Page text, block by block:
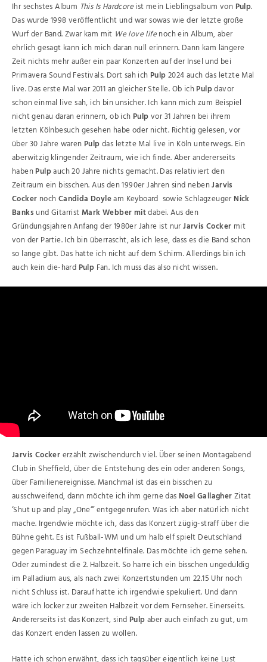
Ihr sechstes Album This Is Hardcoreist mein Lieblingsalbum von Pulp.
Das wurde 1998 veröffentlicht und war sowas wie der letzte große
Wurf der Band. Zwar kam mit We love lifenoch ein Album, aber
ehrlich gesagt kann ich mich daran null erinnern. Dann kam längere
Zeit nichts mehr außer ein paar Konzerten auf der Insel und bei
Primavera Sound Festivals. Dort sah ich Pulp2024 auch das letzte Mal
live. Das erste Mal war 2011 an gleicher Stelle. Ob ichPulpdavor
schon einmal live sah, ich bin unsicher. Ich kann mich zum Beispiel
nicht genau daran erinnern, ob ich Pulpvor 31 Jahren bei ihrem
letzten Kölnbesuch gesehen habe oder nicht. Richtig gelesen, vor
über 30 Jahre waren Pulpdas letzte Mal live in Köln unterwegs. Ein
aberwitzig klingender Zeitraum, wie ich finde. Aber andererseits
habenPulpauch 20 Jahre nichts gemacht. Das relativiert den
Zeitraum ein bisschen. Aus den 1990er Jahren sind nebenJarvis
Cocker nochCandida Doyleam Keyboard sowie Schlagzeuger Nick
Banks und GitarristMark Webber mitdabei. Aus den
Gründungsjahren Anfang der 1980er Jahre ist nurJarvis Cocker mit
von der Partie. Ich bin überrascht, als ich lese, dass es die Band schon
so lange gibt. Das hatte ich nicht auf dem Schirm. Allerdings bin ich
auch kein die-hard Pulp Fan. Ich muss das also nicht wissen.
Jarvis Cockererzählt zwischendurch viel. Über seinen Montagabend
Club in Sheffield, über die Entstehung des ein oder anderen Songs,
über Familienereignisse. Manchmal ist das ein bisschen zu
ausschweifend, dann möchte ich ihm gerne das Noel GallagherZitat
‘Shut up and play „One“’ entgegenrufen. Was ich aber natürlich nicht
mache. Irgendwie möchte ich, dass das Konzert zügig-straff über die
Bühne geht. Es ist Fußball-WM und um halb elf spielt Deutschland
gegen Paraguay im Sechzehntelfinale. Das möchte ich gerne sehen.
Oder zumindest die 2. Halbzeit. So harre ich ein bisschen ungeduldig
im Palladium aus, als nach zwei Konzertstunden um 22.15 Uhr noch
nicht Schluss ist. Darauf hatte ich irgendwie spekuliert. Und dann
wäre ich locker zur zweiten Halbzeit vor dem Fernseher. Einerseits.
Andererseits ist das Konzert, sind Pulpaber auch einfach zu gut, um
das Konzert enden lassen zu wollen.
Hatte ich schon erwähnt, dass ich tagsüber eigentlich keine Lust